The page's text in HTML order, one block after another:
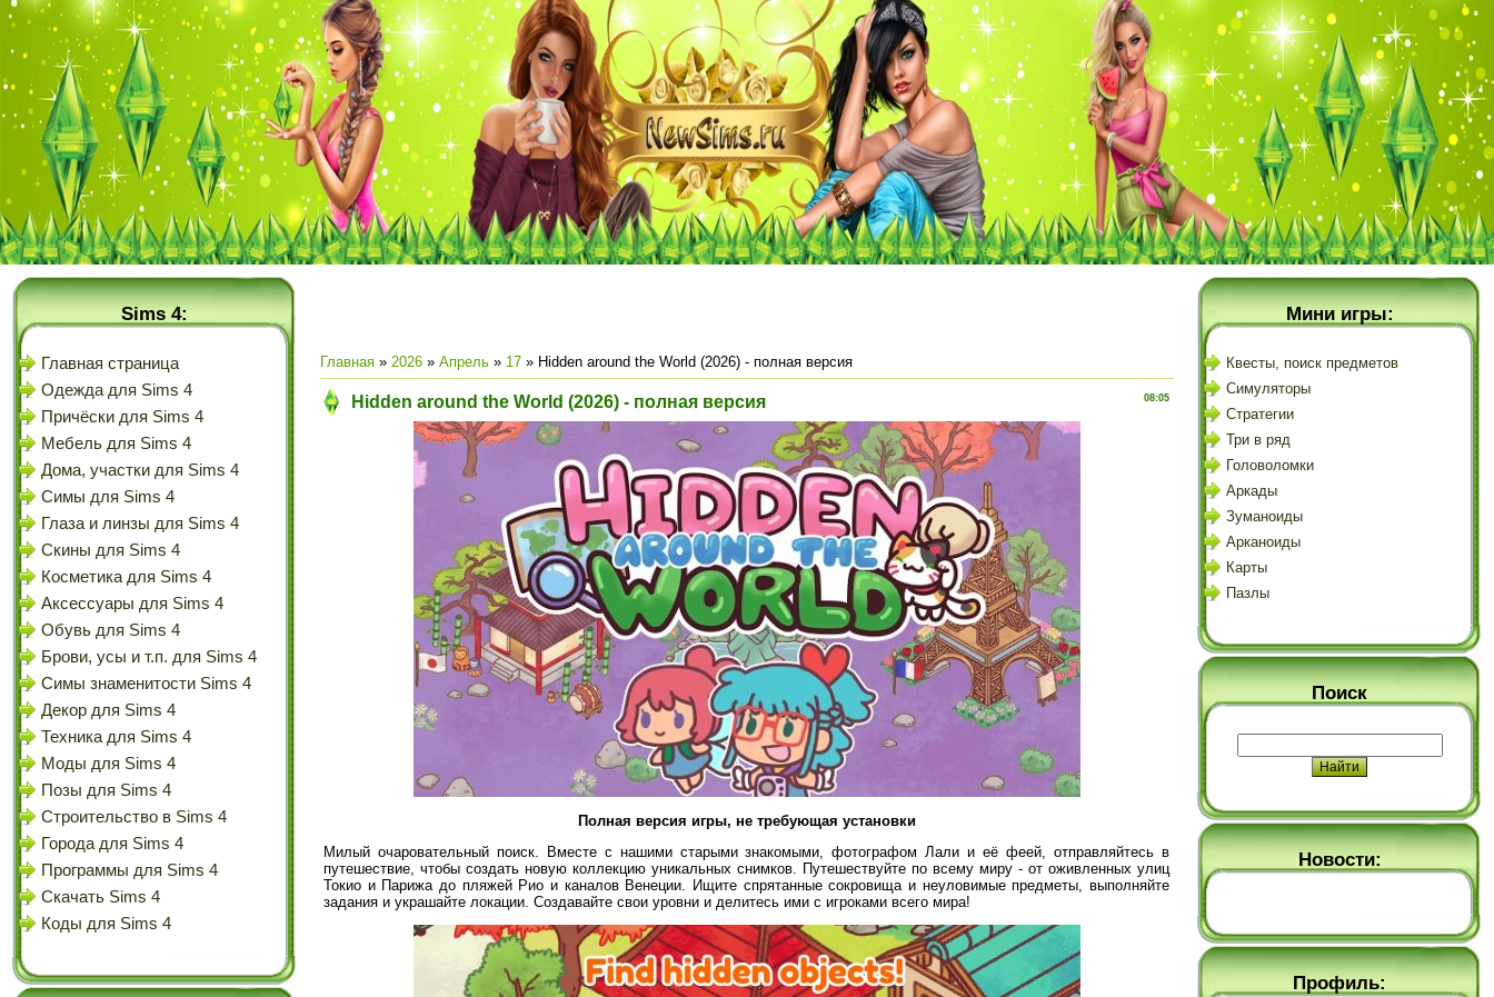
Sims 4:
Главная страница
Одежда для Sims 4
Причёски для Sims 4
Мебель для Sims 4
Дома, участки для Sims 4
Симы для Sims 4
Глаза и линзы для Sims 4
Скины для Sims 4
Косметика для Sims 4
Аксессуары для Sims 4
Обувь для Sims 4
Брови, усы и т.п. для Sims 4
Симы знаменитости Sims 4
Декор для Sims 4
Техника для Sims 4
Моды для Sims 4
Позы для Sims 4
Строительство в Sims 4
Города для Sims 4
Программы для Sims 4
Скачать Sims 4
Коды для Sims 4
Главная » 2026 » Апрель » 17 » Hidden around the World (2026) - полная версия
08:05
Hidden around the World (2026) - полная версия
Полная версия игры, не требующая установки
Милый очаровательный поиск. Вместе с нашими старыми знакомыми, фотографом Лали и её феей, отправляйтесь в
путешествие, чтобы создать новую коллекцию уникальных снимков. Путешествуйте по всему миру - от оживленных улиц
Токио и Парижа до пляжей Рио и каналов Венеции. Ищите спрятанные сокровища и неуловимые предметы, выполняйте
задания и украшайте локации. Создавайте свои уровни и делитесь ими с игроками всего мира!
Мини игры:
Квесты, поиск предметов
Симуляторы
Стратегии
Три в ряд
Головоломки
Аркады
Зуманоиды
Арканоиды
Карты
Пазлы
Поиск
Новости:
Профиль: